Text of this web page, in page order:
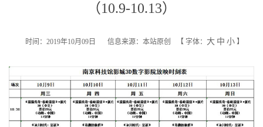
（10.9-10.13）
时间：2019年10月09日 信息来源：本站原创 【 字体： 大 中 小 】